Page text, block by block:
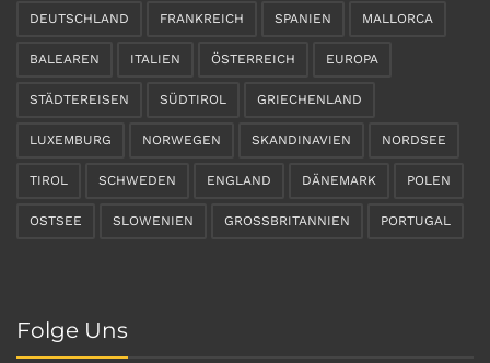
DEUTSCHLAND FRANKREICH SPANIEN MALLORCA
BALEAREN ITALIEN ÖSTERREICH EUROPA
STÄDTEREISEN SÜDTIROL GRIECHENLAND
LUXEMBURG NORWEGEN SKANDINAVIEN NORDSEE
TIROL SCHWEDEN ENGLAND DÄNEMARK POLEN
OSTSEE SLOWENIEN GROSSBRITANNIEN PORTUGAL
Folge Uns